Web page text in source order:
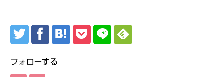
フォローする